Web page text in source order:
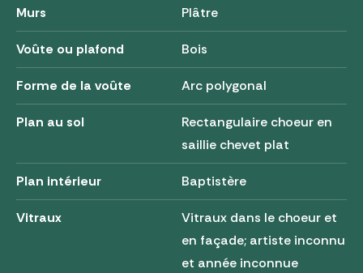
Murs Plâtre
Voûte ou plafond Bois
Forme de la voûte Arc polygonal
Plan au sol
Rectangulaire choeur en
saillie chevet plat
Plan intérieur Baptistère
Vitraux
Vitraux dans le choeur et
en façade; artiste inconnu
et année inconnue